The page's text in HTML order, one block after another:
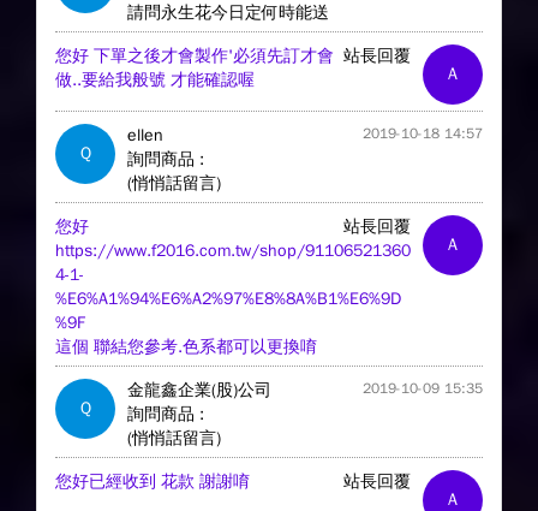
請問永生花今日定何時能送
A
站長回覆
您好 下單之後才會製作'必須先訂才會
做..要給我般號 才能確認喔
Q
ellen 2019-10-18 14:57
詢問商品 :
(悄悄話留言)
A
站長回覆
您好
https://www.f2016.com.tw/shop/91106521360
4-1-
%E6%A1%94%E6%A2%97%E8%8A%B1%E6%9D
%9F
這個 聯結您參考.色系都可以更換唷
Q
金龍鑫企業(股)公司 2019-10-09 15:35
詢問商品 :
(悄悄話留言)
A
站長回覆
您好已經收到 花款 謝謝唷